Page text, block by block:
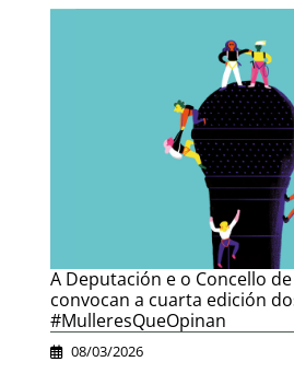
A Deputación e o Concello
convocan a cuarta edición
#MulleresQueOpinan
08/03/2026